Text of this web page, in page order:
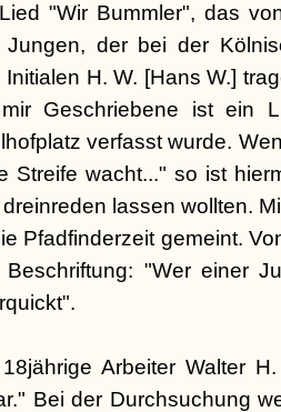
"Wir Bummler", das
der bei der
H. W. [Hans W.]
Geschriebene ist ein
verfasst wurde.
Streife wacht..." so ist
lassen wollten.
Pfadfinderzeit gemeint.
"Wer einer
Arbeiter Walter
Bei der Durchsuchung